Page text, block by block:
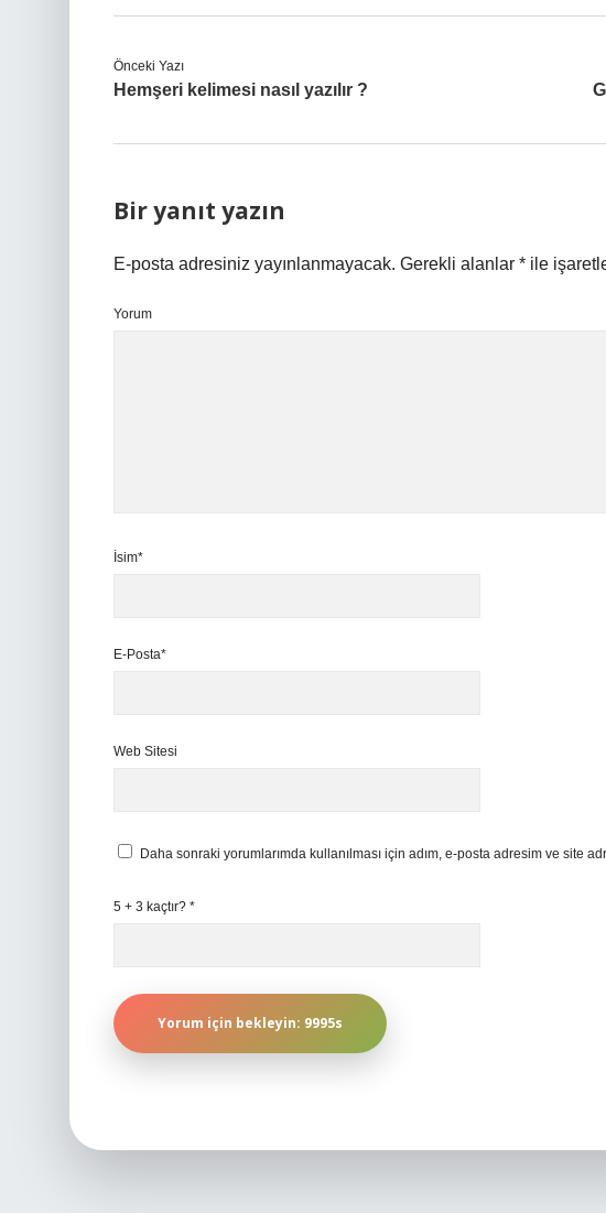
Önceki Yazı
Hemşeri kelimesi nasıl yazılır ?
Bir yanıt yazın
E-posta adresiniz yayınlanmayacak. Gerekli alanlar * ile
Yorum
İsim*
E-Posta*
Web Sitesi
Daha sonraki yorumlarımda kullanılması için adım, e-posta adresim ve site
5 + 3 kaçtır? *